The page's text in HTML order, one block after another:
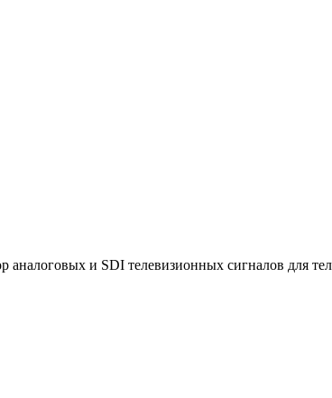
аналоговых и SDI телевизионных сигналов для